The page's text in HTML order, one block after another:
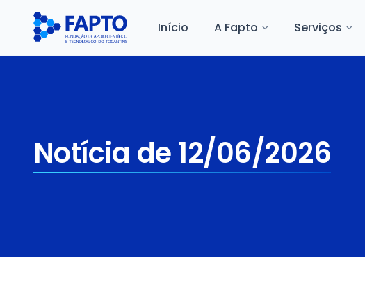
Início A Fapto Serviços
Notícia de 12/06/2026